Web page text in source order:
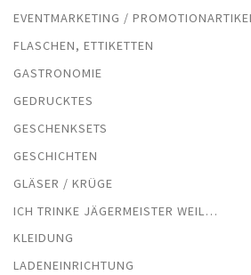
EVENTMARKETING /
FLASCHEN, ETTIKETTEN
GASTRONOMIE
GEDRUCKTES
GESCHENKSETS
GESCHICHTEN
GLÄSER / KRÜGE
ICH TRINKE JÄGERMEISTER WEIL…
KLEIDUNG
LADENEINRICHTUNG